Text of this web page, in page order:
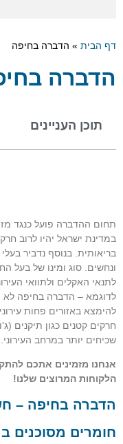
דף הבית » הדברה בחיפה
הדברה
תוכן העניינים
תחום ההדברה פועל כנגד
במדינת ישראל יהיו לרוב
בריאותית. בנוסף נדביר
ונחשים. סוג ומינו של בעל
לתנאי האקלים ולתוואי
לדוגמא – הדברה בחיפה לא
להימצא באזורים פחות
חרקים קטנים כגון תיקנים
שכיחים יותר במרחב העירוני.
אנחנו מזמינים אתכם
הלקוחות המרוצים שלנו!
הדברה בחיפה –
חומרים מסוכנים